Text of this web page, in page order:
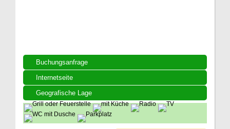
Buchungsanfrage
Internetseite
Geografische Lage